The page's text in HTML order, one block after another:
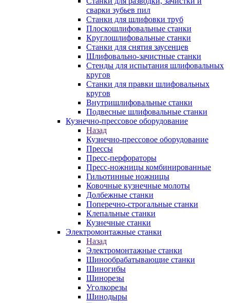
сварки зубьев пил
Станки для шлифовки труб
Плоскошлифовальные станки
Круглошлифовальные станки
Станки для снятия заусенцев
Шлифовально-зачистные станки
Стенды для испытания шлифовальных
кругов
Станки для правки шлифовальных
кругов
Внутришлифовальные станки
Подвесные шлифовальные станки
Кузнечно-прессовое оборудование
Назад
Кузнечно-прессовое оборудование
Прессы
Пресс-перфораторы
Пресс-ножницы комбинированные
Гильотинные ножницы
Ковочные кузнечные молоты
Долбежные станки
Поперечно-строгальные станки
Клепальные станки
Кузнечные станки
Электромонтажные станки
Назад
Электромонтажные станки
Шинообрабатывающие станки
Шиногибы
Шинорезы
Уголкорезы
Шинодыры